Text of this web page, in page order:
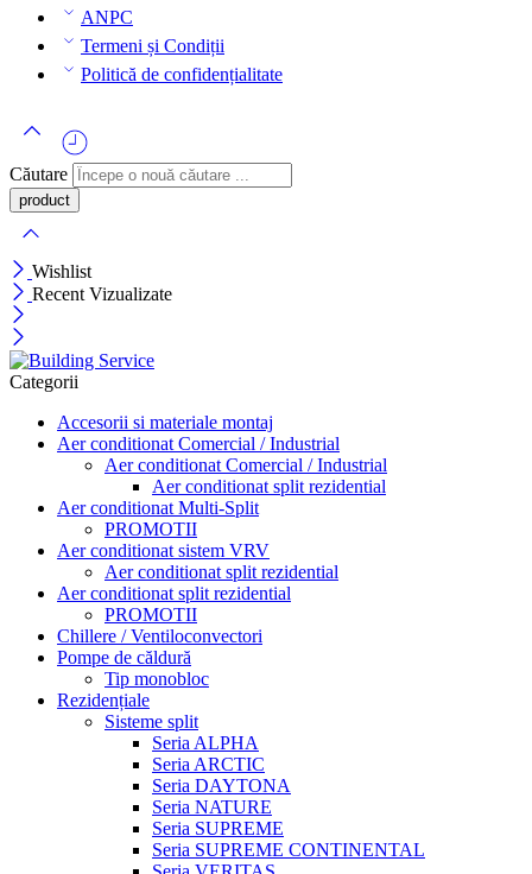
ANPC
Termeni și Condiții
Politică de confidențialitate
Căutare
Wishlist
Recent Vizualizate
Categorii
Accesorii si materiale montaj
Aer conditionat Comercial / Industrial
Aer conditionat Comercial / Industrial
Aer conditionat split rezidential
Aer conditionat Multi-Split
PROMOTII
Aer conditionat sistem VRV
Aer conditionat split rezidential
Aer conditionat split rezidential
PROMOTII
Chillere / Ventiloconvectori
Pompe de căldură
Tip monobloc
Rezidențiale
Sisteme split
Seria ALPHA
Seria ARCTIC
Seria DAYTONA
Seria NATURE
Seria SUPREME
Seria SUPREME CONTINENTAL